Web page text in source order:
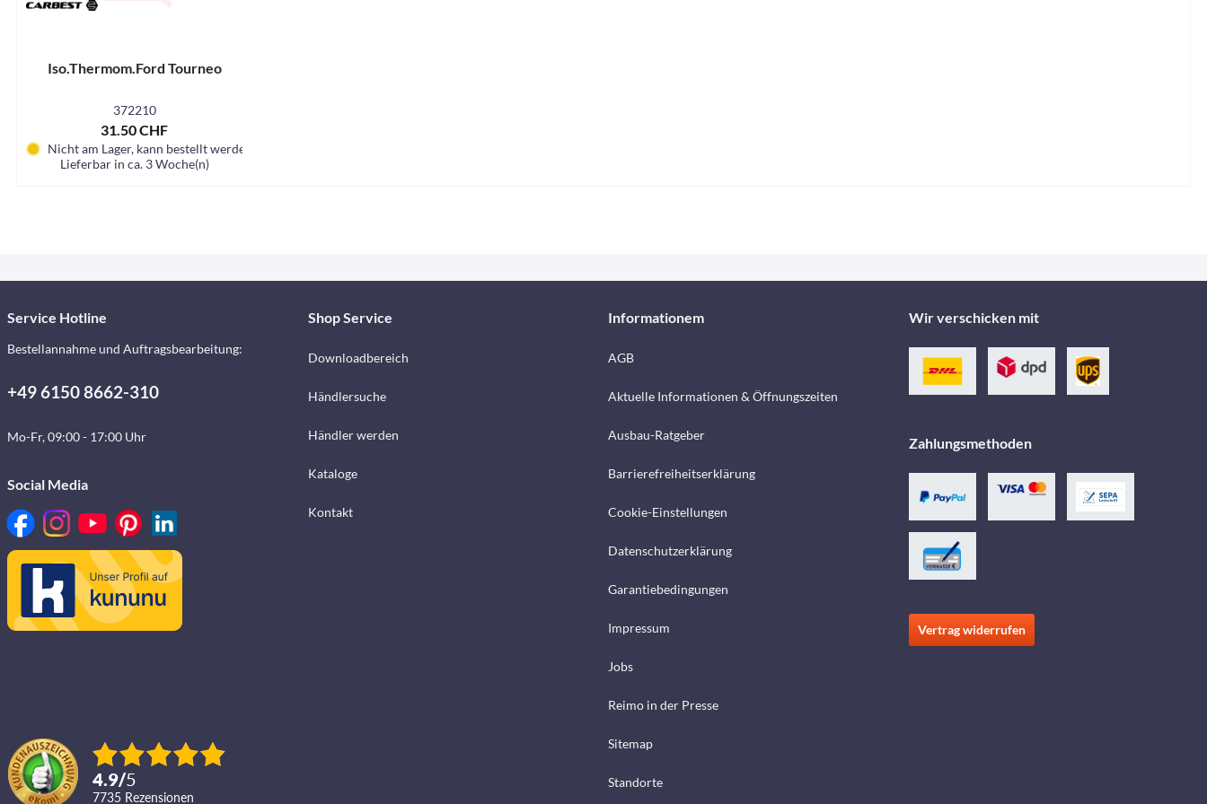
Iso.Thermom.Ford Tourneo
372210
31.50 CHF
Nicht am Lager, kann bestellt werden
Lieferbar in ca. 3 Woche(n)
Service Hotline
Bestellannahme und Auftragsbearbeitung:
+49 6150 8662-310
Mo-Fr, 09:00 - 17:00 Uhr
Social Media
4.9/5
7735 Rezensionen
Shop Service
Downloadbereich
Händlersuche
Händler werden
Kataloge
Kontakt
Informationem
AGB
Aktuelle Informationen & Öffnungszeiten
Ausbau-Ratgeber
Barrierefreiheitserklärung
Cookie-Einstellungen
Datenschutzerklärung
Garantiebedingungen
Impressum
Jobs
Reimo in der Presse
Sitemap
Standorte
Wir verschicken mit
Zahlungsmethoden
Vertrag widerrufen